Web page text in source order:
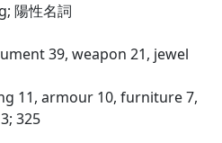
陽性名詞
39, weapon 21, jewel
11, armour 10, furniture 7,
325